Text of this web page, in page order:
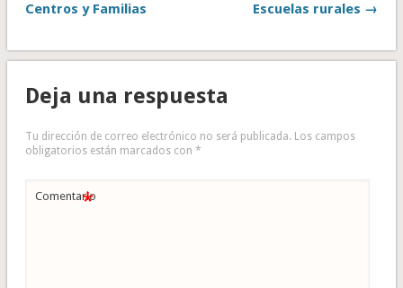
Centros y Familias
Escuelas rurales →
Deja una respuesta
Tu dirección de correo electrónico no será publicada. Los campos
obligatorios están marcados con *
Comentario
*